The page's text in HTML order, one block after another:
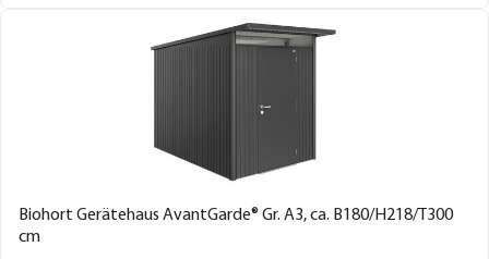
Biohort Gerätehaus AvantGarde® Gr. A3, ca. B180/H218/T300
cm